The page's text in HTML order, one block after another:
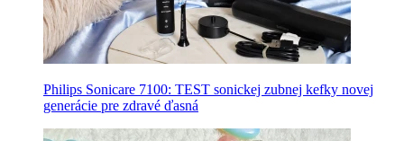
Philips Sonicare 7100: TEST sonickej zubnej kefky novej
generácie pre zdravé ďasná